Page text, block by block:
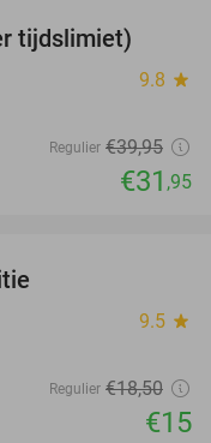
tijdslimiet)
9.8 star
Regulier €39,95
€31 ,95
9.5 star
Regulier €18,50
€15